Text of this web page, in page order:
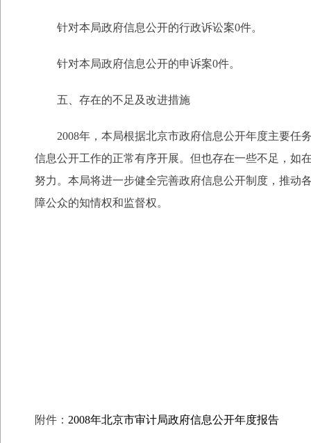
针对本局政府信息公开的行政诉讼案0件。
针对本局政府信息公开的申诉案0件。
五、存在的不足及改进措施
2008年，本局根据北京市政府信息公开年度主要任
信息公开工作的正常有序开展。但也存在一些不足，如
努力。本局将进一步健全完善政府信息公开制度，推动
障公众的知情权和监督权。
附件： 2008年北京市审计局政府信息公开年度报告